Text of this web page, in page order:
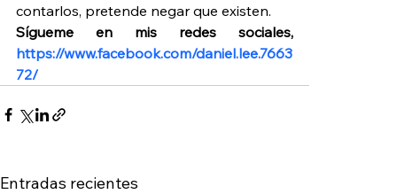
contarlos, pretende negar que existen.
Sígueme en mis redes sociales,
https://www.facebook.com/daniel.lee.7663
72/
Entradas recientes